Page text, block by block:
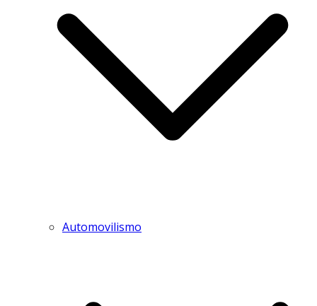
Automovilismo